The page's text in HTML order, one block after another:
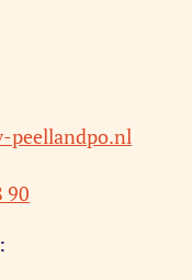
peellandpo.nl
90